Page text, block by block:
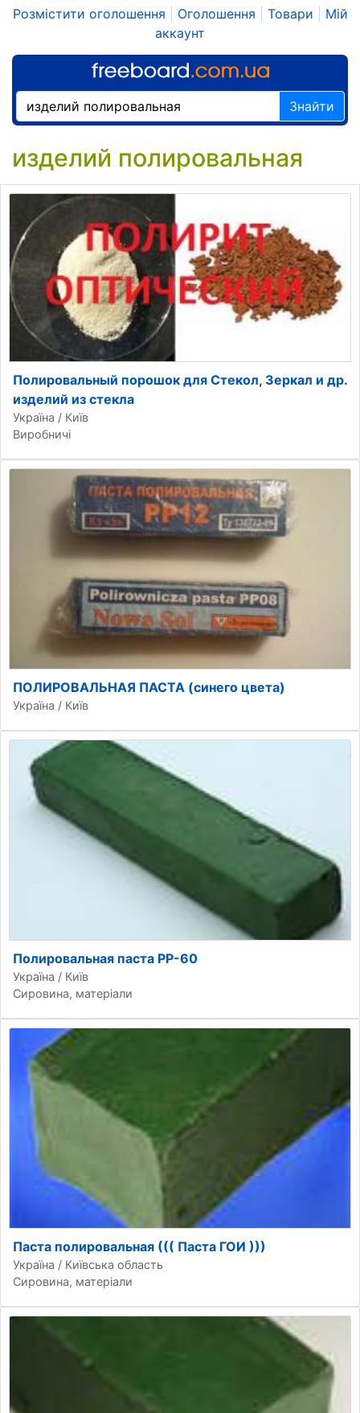
Розмістити оголошення Оголошення Товари
Мій
аккаунт
Знайти
изделий полировальная
Полировальный порошок для Стекол, Зеркал и др.
изделий из стекла
Україна / Київ
Виробничі
ПОЛИРОВАЛЬНАЯ ПАСТА (синего цвета)
Україна / Київ
Полировальная паста РР-60
Україна / Київ
Сировина, матеріали
Паста полировальная ((( Паста ГОИ )))
Україна / Київська область
Сировина, матеріали